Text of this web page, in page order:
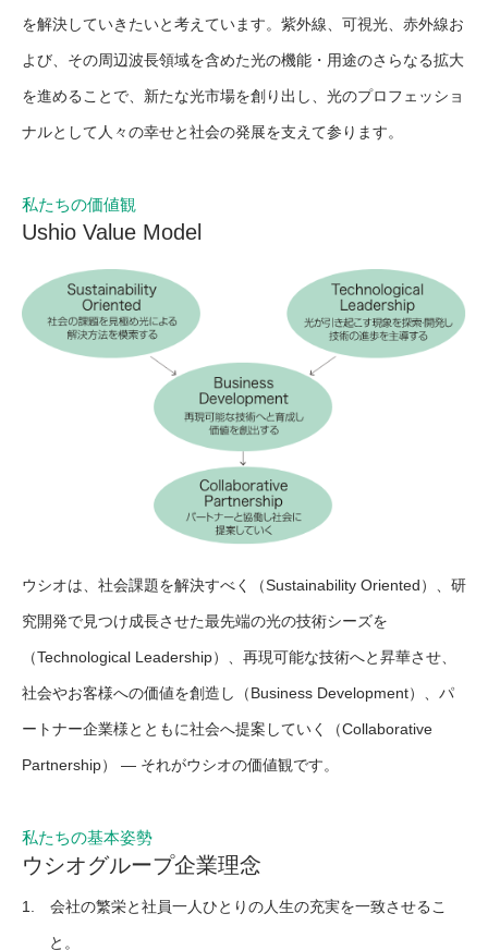
を解決していきたいと考えています。紫外線、可視光、赤外線お
よび、その周辺波長領域を含めた光の機能・用途のさらなる拡大
を進めることで、新たな光市場を創り出し、光のプロフェッショ
ナルとして人々の幸せと社会の発展を支えて参ります。
私たちの価値観
Ushio Value Model
ウシオは、社会課題を解決すべく（Sustainability Oriented）、研
究開発で見つけ成長させた最先端の光の技術シーズを
（Technological Leadership）、再現可能な技術へと昇華させ、
社会やお客様への価値を創造し（Business Development）、パ
ートナー企業様とともに社会へ提案していく（Collaborative
Partnership） — それがウシオの価値観です。
私たちの基本姿勢
ウシオグループ企業理念
1. 会社の繁栄と社員一人ひとりの人生の充実を一致させるこ
と。